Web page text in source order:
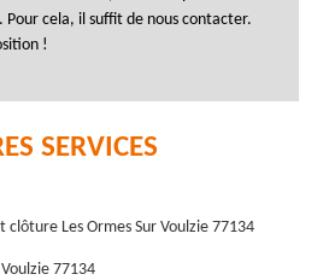
Pour cela, il suffit de nous contacter.
!
SERVICES
Les Ormes Sur Voulzie 77134
77134